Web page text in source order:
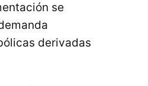
se
derivadas